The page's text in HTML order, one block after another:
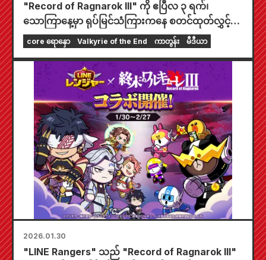
"Record of Ragnarok III" ကို ဧပြီလ ၃ ရက်၊
သောကြာနေ့မှာ ရုပ်မြင်သံကြားကနေ စတင်ထုတ်လွှင့်
သွားမှာပါ။ စတုတ္ထမြောက် ပရိုမိုးရှင်းဗီဒီယိုကို ထုတ်ပြန်
လိုက်ပါပြီ။ ထို့အပြင်၊ အချီ ၇၊ ၈ နှင့် ၉ မှ တိုက်ခိုက်ရေး
သမားများ၏ ဇာတ်ကောင်ပိုစတာများကိုလည်း ထုတ်
ပြန်လိုက်ပါပြီ။
core ရောနှော Valkyrie of the End ကာတွန်း မီဒီယာ
2026.01.30
"LINE Rangers" သည် "Record of Ragnarok III"